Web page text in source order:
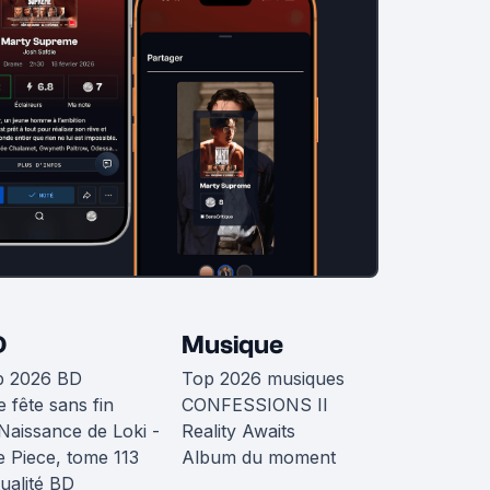
2026 BD
fête sans fin
de Loki -
Piece, tome 113
BD
Musique
Top 2026 musiques
CONFESSIONS II
Reality Awaits
Album du moment